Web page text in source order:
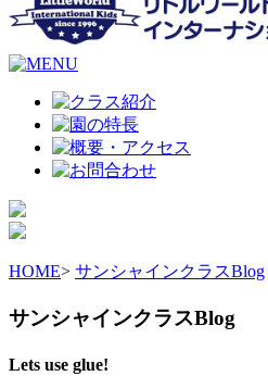
HOME> サンシャインクラスBlog
サンシャインクラスBlog
Lets use glue!